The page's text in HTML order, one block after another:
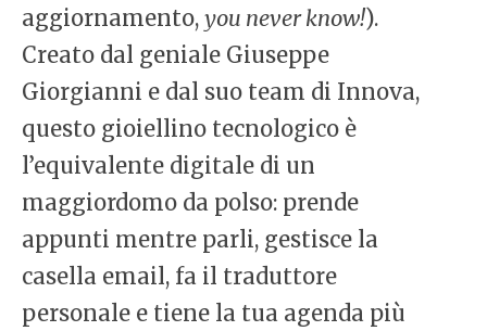
aggiornamento, you never know!).
Creato dal geniale Giuseppe
Giorgianni e dal suo team di Innova,
questo gioiellino tecnologico è
l’equivalente digitale di un
maggiordomo da polso: prende
appunti mentre parli, gestisce la
casella email, fa il traduttore
personale e tiene la tua agenda più